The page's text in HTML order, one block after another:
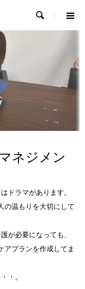

ネジメン
ドラマがあります。
の温もりを大切にして
が必要になっても、
アプランを作成してま
・。